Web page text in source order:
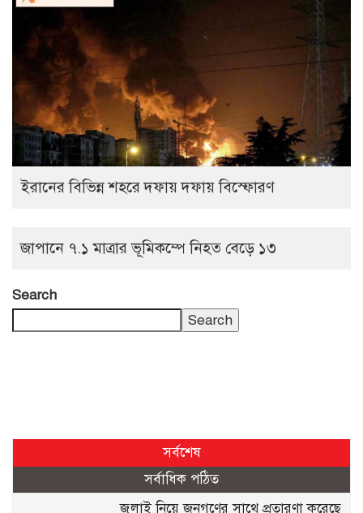
ইরানের বিভিন্ন শহরে দফায় দফায় বিস্ফোরণ
জাপানে ৭.১ মাত্রার ভূমিকম্পে নিহত বেড়ে ১৩
Search
Search
সর্বশেষ
সর্বাধিক পঠিত
জুলাই নিয়ে জনগণের সাথে প্রতারণা করেছে